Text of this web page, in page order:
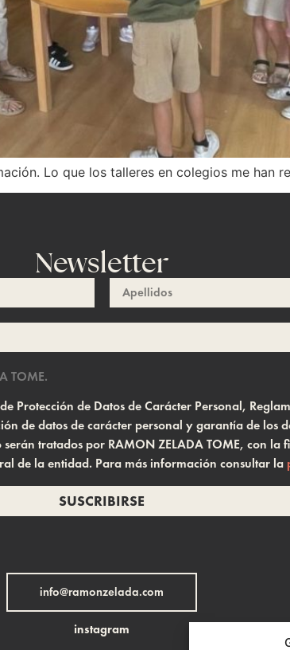
Lo que los talleres en colegios me han
Newsletter
TOME.
Protección de Datos de Carácter Personal,
de datos de carácter personal y garantía de los
tratados por RAMON ZELADA TOME, con
de la entidad. Para más información consultar la
SUSCRIBIRSE
info@ramonzelada.com
instagram